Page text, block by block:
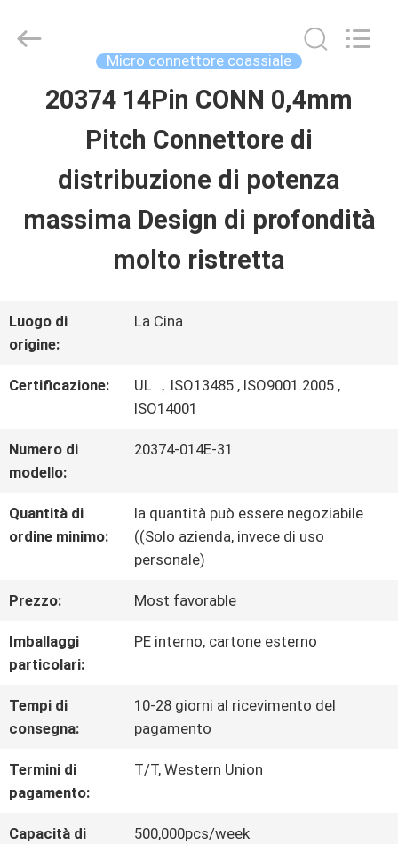
CASA.
PRODOTTI
VIDEO
DI
NOI
VISITA
DELLA
FABBRICA
CONTROLLO
DELLA
QUALITÀ
CONTATTACI
NOTIZIE
Media
Micro connettore coassiale
20374 14Pin CONN 0,4mm
Pitch Connettore di
distribuzione di potenza
massima Design di profondità
molto ristretta
Luogo di
origine:
La Cina
Certificazione:
UL ，ISO13485 , ISO9001.2005 ,
ISO14001
Numero di
modello:
20374-014E-31
Quantità di
ordine minimo:
la quantità può essere negoziabile
((Solo azienda, invece di uso
personale)
Prezzo: Most favorable
Imballaggi
particolari:
PE interno, cartone esterno
Tempi di
consegna:
10-28 giorni al ricevimento del
pagamento
Termini di
pagamento:
T/T, Western Union
Capacità di
500,000pcs/week